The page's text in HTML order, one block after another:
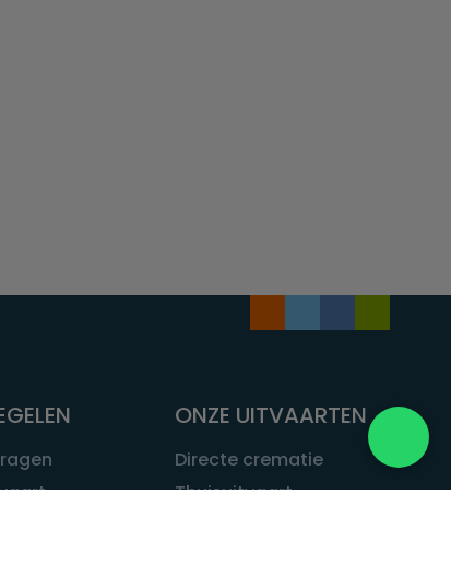
ONZE UITVAARTEN
Directe crematie
Thuisuitvaart